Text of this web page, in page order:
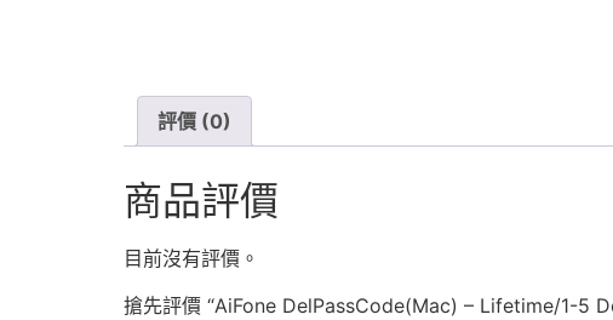
評價 (0)
商品評價
目前沒有評價。
搶先評價 “AiFone DelPassCode(Mac) – Lifetime/1-5